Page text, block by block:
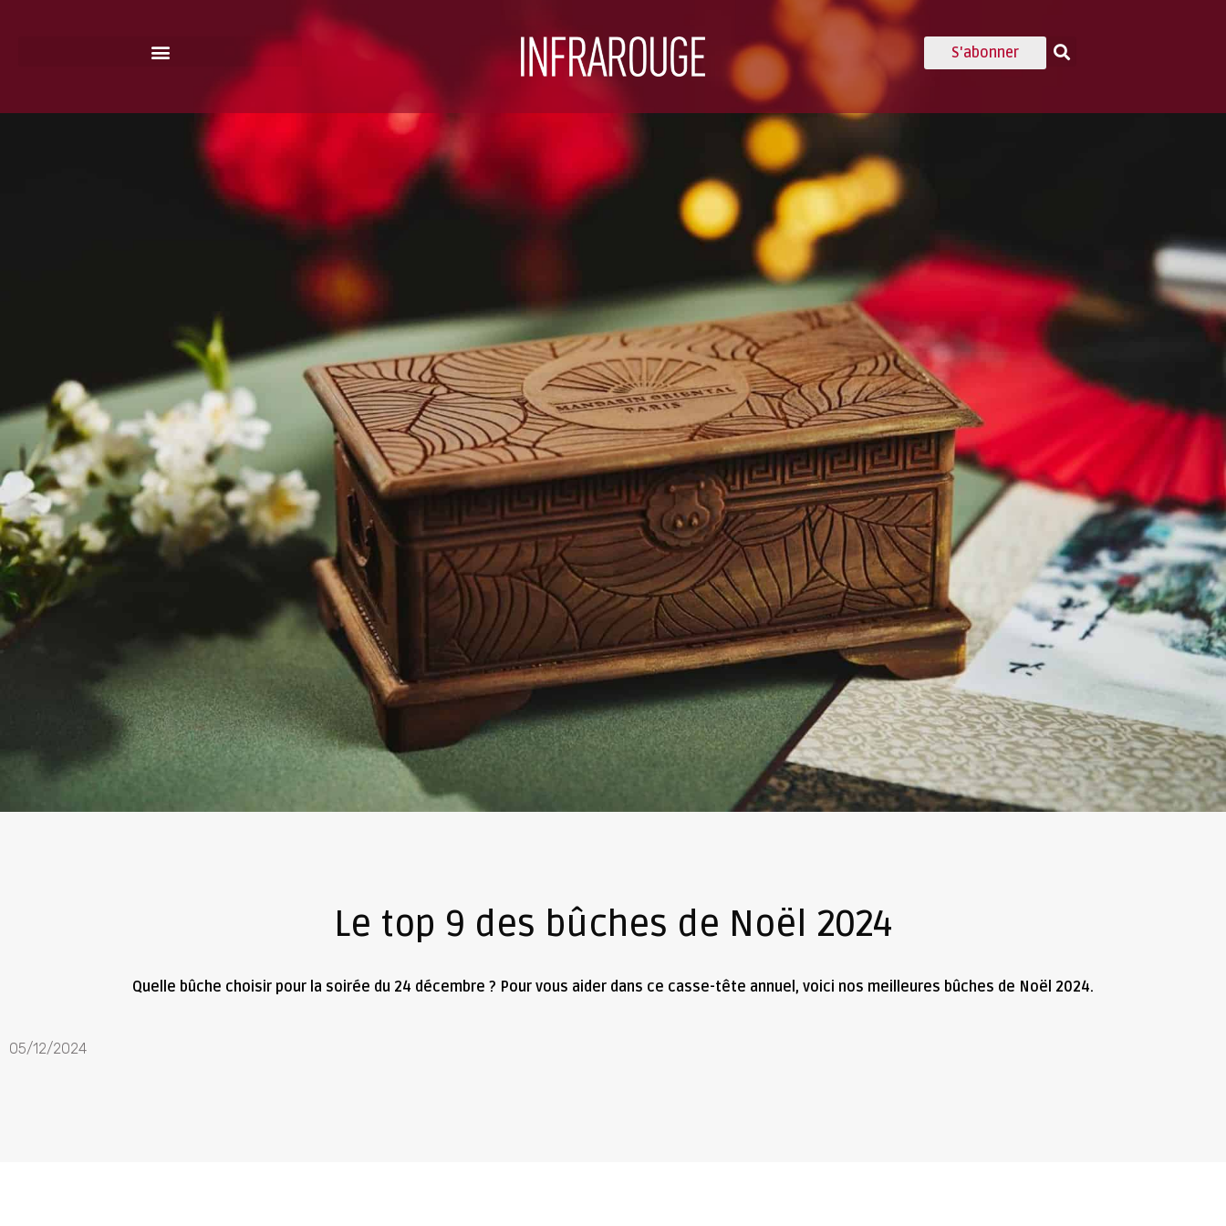
S'abonner
Le top 9 des bûches de Noël 2024
Quelle bûche choisir pour la soirée du 24 décembre ? Pour vous aider dans ce casse-tête annuel, voici nos meilleures bûches de Noël 2024.
05/12/2024